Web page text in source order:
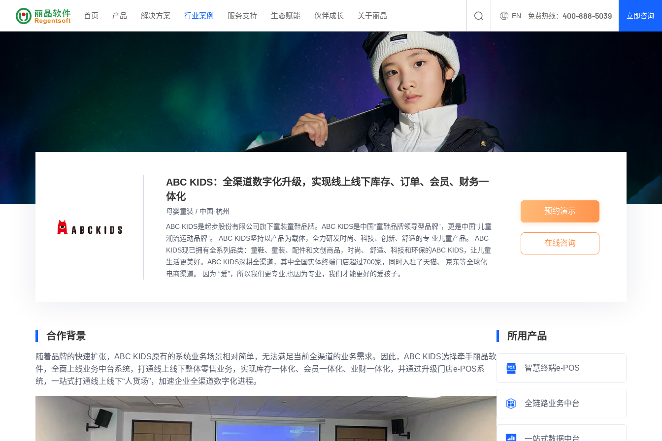
立即咨询
免费热线： 400-888-5039
EN
首页 产品 解决方案 行业案例 服务支持 生态赋能 伙伴成长 关于丽晶
ABC KIDS：全渠道数字化升级，实现线上线下库存、订单、会员、财务一
体化
母婴童装 / 中国-杭州
ABC KIDS是起步股份有限公司旗下童装童鞋品牌。ABC KIDS是中国“童鞋品牌领导型品牌”，更是中国“儿童
潮流运动品牌”。 ABC KIDS坚持以产品为载体，全力研发时尚、科技、创新、舒适的专 业儿童产品。 ABC
KIDS现已拥有全系列品类：童鞋、童装、配件和文创商品，时尚、 舒适、科技和环保的ABC KIDS，让儿童
生活更美好。 ABC KIDS深耕全渠道，其中全国实体终端门店超过700家，同时入驻了天猫、 京东等全球化
电商渠道。 因为 “爱”，所以我们更专业,也因为专业，我们才能更好的爱孩子。
预约演示
在线咨询
合作背景
随着品牌的快速扩张，ABC KIDS原有的系统业务场景相对简单，无法满足当前全渠道的业务需求。因此，ABC KIDS选择牵手丽晶软
件，全面上线业务中台系统，打通线上线下整体零售业务，实现库存一体化、会员一体化、业财一体化，并通过升级门店e-POS系
统，一站式打通线上线下“人货场”，加速企业全渠道数字化进程。
所用产品
智慧终端e-POS
全链路业务中台
一站式数据中台